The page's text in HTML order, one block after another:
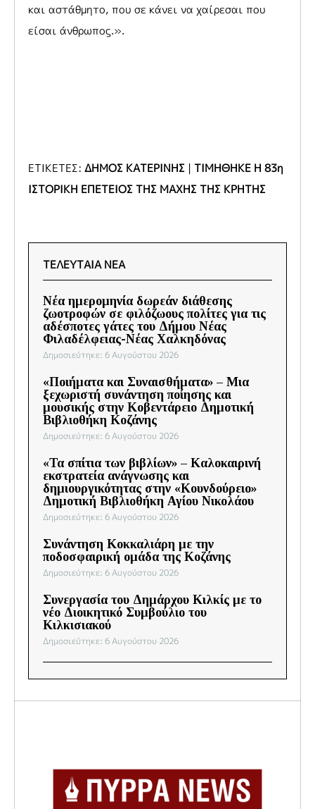
και αστάθμητο, που σε κάνει να χαίρεσαι που
είσαι άνθρωπος.».
ΕΤΙΚΕΤΕΣ: ΔΗΜΟΣ ΚΑΤΕΡΙΝΗΣ | ΤΙΜΗΘΗΚΕ Η 83η
ΙΣΤΟΡΙΚΗ ΕΠΕΤΕΙΟΣ ΤΗΣ ΜΑΧΗΣ ΤΗΣ ΚΡΗΤΗΣ
ΤΕΛΕΥΤΑΙΑ ΝΕΑ
Νέα ημερομηνία δωρεάν διάθεσης
ζωοτροφών σε φιλόζωους πολίτες για τις
αδέσποτες γάτες του Δήμου Νέας
Φιλαδέλφειας-Νέας Χαλκηδόνας
Δημοσιεύτηκε: 6 Αυγούστου 2026
«Ποιήματα και Συναισθήματα» – Μια
ξεχωριστή συνάντηση ποίησης και
μουσικής στην Κοβεντάρειο Δημοτική
Βιβλιοθήκη Κοζάνης
Δημοσιεύτηκε: 6 Αυγούστου 2026
«Τα σπίτια των βιβλίων» – Καλοκαιρινή
εκστρατεία ανάγνωσης και
δημιουργικότητας στην «Κουνδούρειο»
Δημοτική Βιβλιοθήκη Αγίου Νικολάου
Δημοσιεύτηκε: 6 Αυγούστου 2026
Συνάντηση Κοκκαλιάρη με την
ποδοσφαιρική ομάδα της Κοζάνης
Δημοσιεύτηκε: 6 Αυγούστου 2026
Συνεργασία του Δημάρχου Κιλκίς με το
νέο Διοικητικό Συμβούλιο του
Κιλκισιακού
Δημοσιεύτηκε: 6 Αυγούστου 2026